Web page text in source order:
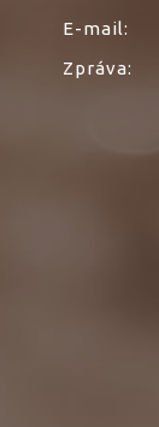
E-mail:
Zpráva: